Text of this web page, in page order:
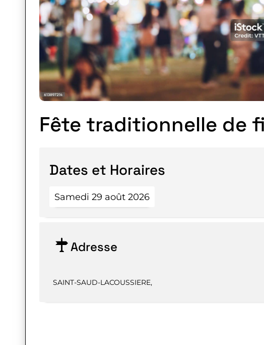
Fête traditionnelle de
Dates et Horaires
Samedi 29 août 2026
Adresse
SAINT-SAUD-LACOUSSIERE,